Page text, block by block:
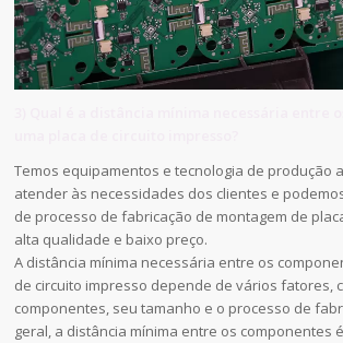
Temos equipamentos e tecnologia de produção
atender às necessidades dos clientes e
de processo de fabricação de montagem de
alta qualidade e baixo preço.
A distância mínima necessária entre os
de circuito impresso depende de vários fatores,
componentes, seu tamanho e o processo de
geral, a distância mínima entre os componentes